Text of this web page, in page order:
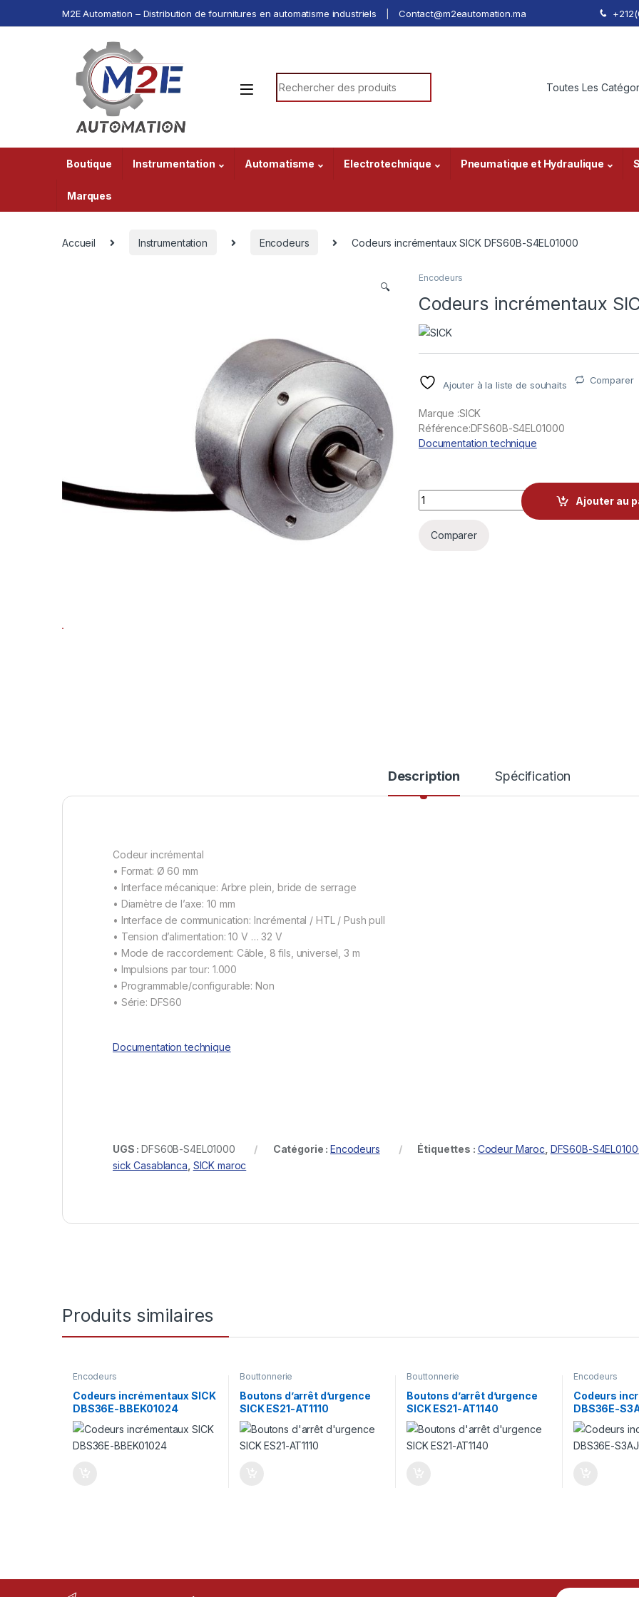
M2E Automation – Distribution de fournitures en automatisme industriels Contact@m2eautomation.ma
Recherche pour:
Boutique Instrumentation Automatisme Electrotechnique Pneumatique et Hydraulique
Marques
Accueil Instrumentation Encodeurs Codeurs incrémentaux SICK DFS60B-S4EL01000
🔍
Encodeurs
Codeurs incrémentaux
Ajouter à la liste de souhaits Comparer
Marque :SICK
Référence:DFS60B-S4EL01000
Documentation technique
Codeurs incrémentaux SICK DFS60B-
Ajouter au
Comparer
Description Spécification
Codeur incrémental
• Format: Ø 60 mm
• Interface mécanique: Arbre plein, bride de serrage
• Diamètre de l’axe: 10 mm
• Interface de communication: Incrémental / HTL / Push pull
• Tension d’alimentation: 10 V … 32 V
• Mode de raccordement: Câble, 8 fils, universel, 3 m
• Impulsions par tour: 1.000
• Programmable/configurable: Non
• Série: DFS60
Documentation technique
UGS :DFS60B-S4EL01000 Catégorie : Encodeurs Étiquettes : Codeur Maroc DFS60B-
sick Casablanca SICK maroc
Produits similaires
Encodeurs
Codeurs incrémentaux SICK
DBS36E-BBEK01024
Bouttonnerie
Boutons d’arrêt d’urgence
SICK ES21-AT1110
Bouttonnerie
Boutons d’arrêt d’urgence
SICK ES21-AT1140
Encodeurs
Codeurs
DBS36E-